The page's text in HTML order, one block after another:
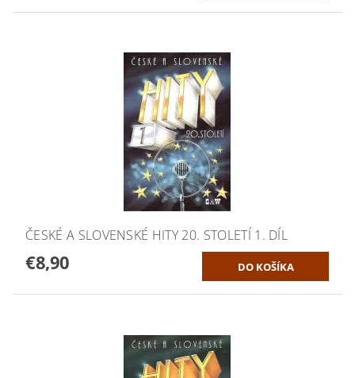
ČESKÉ A SLOVENSKÉ HITY 20. STOLETÍ 1. DÍL
€8,90